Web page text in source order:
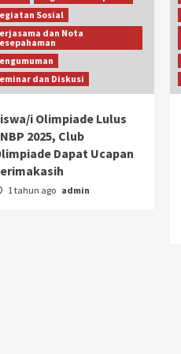
Sosial
dan Nota
dan Diskusi
i Olimpiade Lulus
2025, Club
Dapat Ucapan
1 tahun ago admin